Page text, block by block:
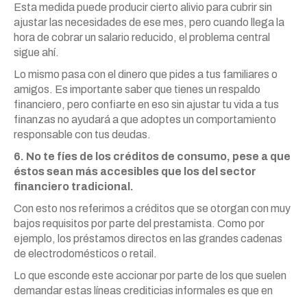
Esta medida puede producir cierto alivio para cubrir sin
ajustar las necesidades de ese mes, pero cuando llega la
hora de cobrar un salario reducido, el problema central
sigue ahí.
Lo mismo pasa con el dinero que pides a tus familiares o
amigos. Es importante saber que tienes un respaldo
financiero, pero confiarte en eso sin ajustar tu vida a tus
finanzas no ayudará a que adoptes un comportamiento
responsable con tus deudas.
6. No te fíes de los créditos de consumo, pese a que
éstos sean más accesibles que los del sector
financiero tradicional.
Con esto nos referimos a créditos que se otorgan con muy
bajos requisitos por parte del prestamista. Como por
ejemplo, los préstamos directos en las grandes cadenas
de electrodomésticos o retail.
Lo que esconde este accionar por parte de los que suelen
demandar estas líneas crediticias informales es que en